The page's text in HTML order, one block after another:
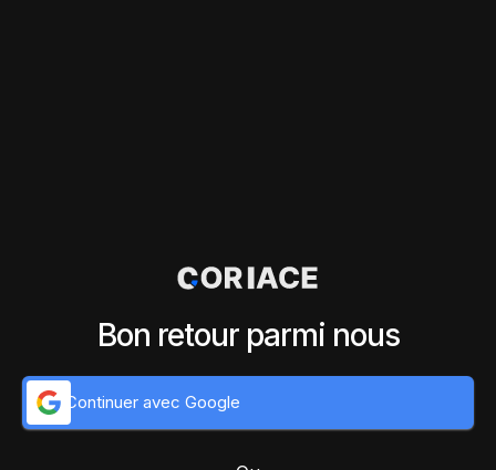
Bon retour parmi nous
Continuer avec Google